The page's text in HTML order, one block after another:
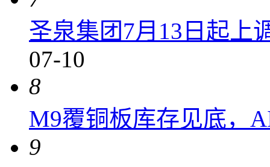
圣泉集团7月13日起上
07-10
8
M9覆铜板库存见底，
9